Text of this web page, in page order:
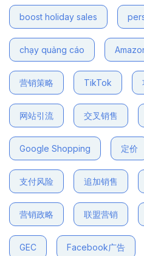
boost holiday sales
chạy quảng cáo
营销策略 TikTok
网站引流 交叉销售
Google Shopping 定价
支付风险 追加销售
营销政略 联盟营销
GEC Facebook广告